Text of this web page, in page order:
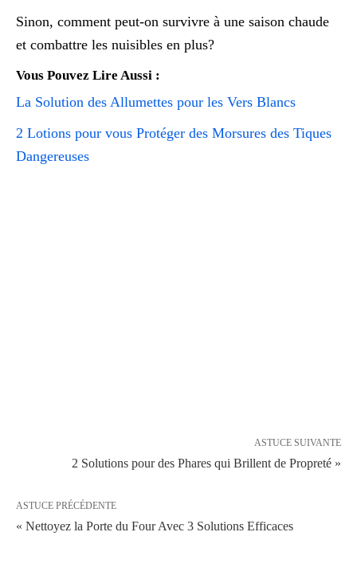
Sinon, comment peut-on survivre à une saison chaude
et combattre les nuisibles en plus?
Vous Pouvez Lire Aussi :
La Solution des Allumettes pour les Vers Blancs
2 Lotions pour vous Protéger des Morsures des Tiques
Dangereuses
ASTUCE SUIVANTE
2 Solutions pour des Phares qui Brillent de Propreté »
ASTUCE PRÉCÉDENTE
« Nettoyez la Porte du Four Avec 3 Solutions Efficaces